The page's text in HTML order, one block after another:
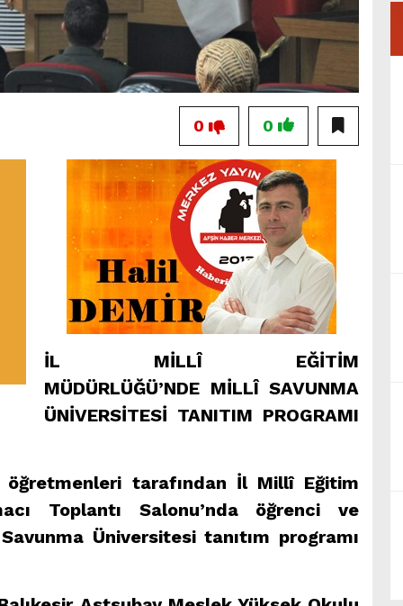
0
0
İL MİLLÎ EĞİTİM
MÜDÜRLÜĞÜ’NDE MİLLÎ SAVUNMA
ÜNİVERSİTESİ TANITIM PROGRAMI
tarafından İl Millî Eğitim
Toplantı Salonu’nda öğrenci ve
Üniversitesi tanıtım programı